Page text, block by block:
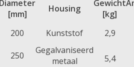
Diameter
[mm]
Housing
Gewicht
[kg]
200 Kunststof 2,9
250
Gegalvaniseerd
metaal
5,4